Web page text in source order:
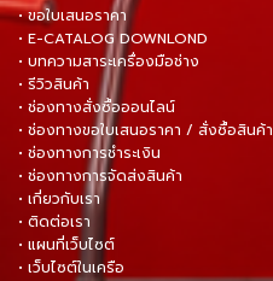
• ขอใบเสนอราคา
• E-CATALOG DOWNLOND
• บทความสาระเครื่องมือช่าง
• รีวิวสินค้า
• ช่องทางสั่งซื้อออนไลน์
• ช่องทางขอใบเสนอราคา / สั่งซื้อสินค้า
• ช่องทางการชำระเงิน
• ช่องทางการจัดส่งสินค้า
• เกี่ยวกับเรา
• ติดต่อเรา
• แผนที่เว็บไซต์
• เว็บไซต์ในเครือ